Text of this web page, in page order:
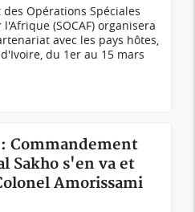
Opérations Spéciales
(SOCAF) organisera
avec les pays hôtes,
du 1er au 15 mars
Commandement
Sakho s'en va et
Amorissami